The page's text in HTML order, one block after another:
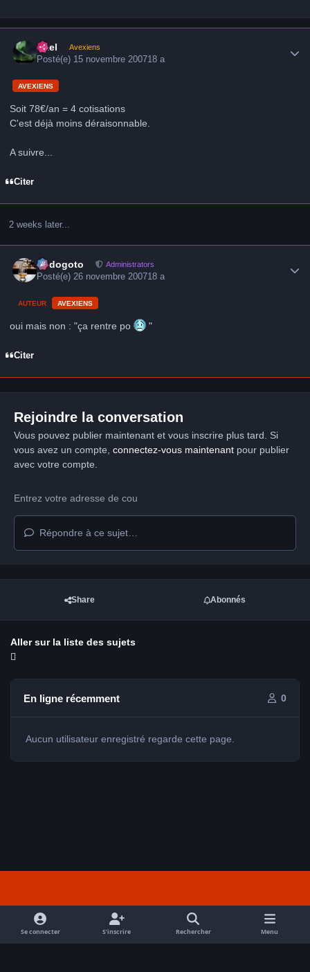
Axel Avexiens
Posté(e) 15 novembre 200718 a
AVEXIENS
Soit 78€/an = 4 cotisations
C'est déjà moins déraisonnable.
A suivre...
Citer
2 weeks later...
frédogoto Administrators
Posté(e)26 novembre 200718 a
AUTEUR AVEXIENS
oui mais non : "ça rentre po "
Citer
Rejoindre la conversation
Vous pouvez publier maintenant et vous inscrire plus tard. Si
vous avez un compte, connectez-vous maintenantpour publier
avec votre compte.
Répondre à ce sujet…
Share Abonnés
Aller sur la liste des sujets
En ligne récemment 0
Aucun utilisateur enregistré regarde cette page.
f
a
c
Se connecter S’inscrire Rechercher Menu